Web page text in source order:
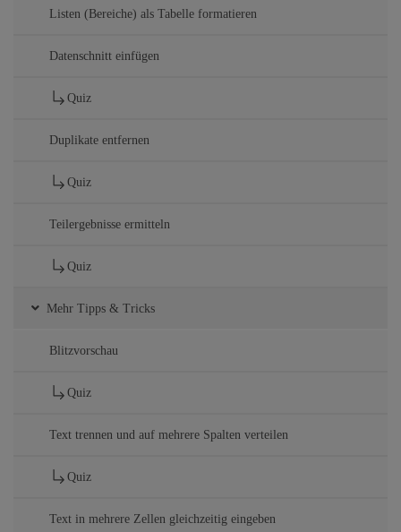
Listen (Bereiche) als Tabelle formatieren
Datenschnitt einfügen
Quiz
Duplikate entfernen
Quiz
Teilergebnisse ermitteln
Quiz
Mehr Tipps & Tricks
Blitzvorschau
Quiz
Text trennen und auf mehrere Spalten verteilen
Quiz
Text in mehrere Zellen gleichzeitig eingeben